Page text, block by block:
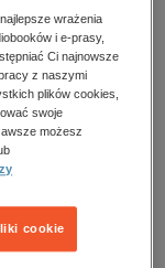
MOBI
wrażenia
i e-prasy,
Ci najnowsze
z naszymi
plików cookies,
swoje
możesz
cookie